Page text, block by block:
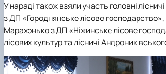
У нараді також взяли участь головні
з ДП «Городнянське лісове
Марахонько з ДП «Ніжинське лісове
лісових культур та лісничі